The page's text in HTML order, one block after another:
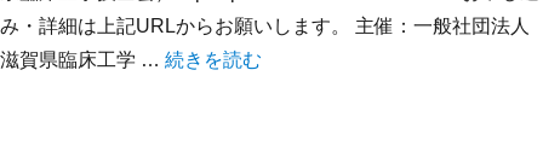
み・詳細は上記URLからお願いします。 主催：一般社団法人
滋賀県臨床工学 … “人工呼吸器基礎セミナー 〜トラブルシュ
続きを読む